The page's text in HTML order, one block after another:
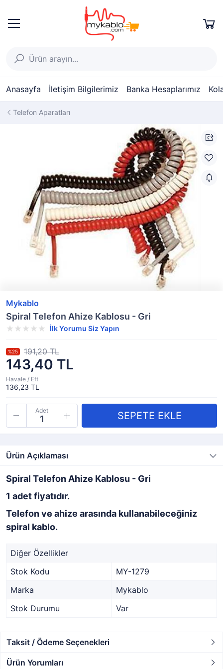
Anasayfa İletişim Bilgilerimiz Banka Hesaplarımız
Telefon Aparatları
Mykablo
Spiral Telefon Ahize Kablosu - Gri
İlk Yorumu Siz Yapın
143,40 TL
%25 191,20 TL
Havale / Eft
136,23 TL
Adet
Ürün Açıklaması
Spiral Telefon Ahize Kablosu - Gri
1 adet fiyatıdır.
Telefon ve ahize arasında kullanabileceğiniz
spiral kablo.
Diğer Özellikler
Stok Kodu
MY-1279
Marka
Mykablo
Stok Durumu
Var
Taksit / Ödeme Seçenekleri
Ürün Yorumları